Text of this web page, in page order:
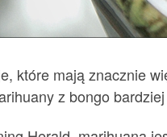
które mają znacznie
z bongo